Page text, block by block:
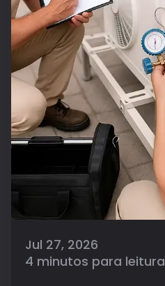
Jul 27, 2026
4 minutos para leitura